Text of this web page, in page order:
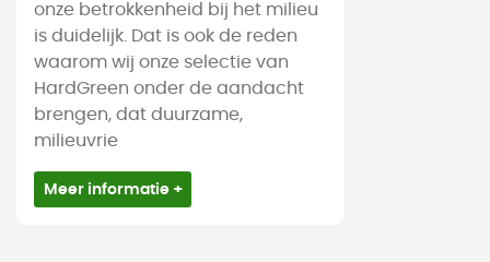
onze betrokkenheid bij het milieu
is duidelijk. Dat is ook de reden
waarom wij onze selectie van
HardGreen onder de aandacht
brengen, dat duurzame,
milieuvrie
Meer informatie +